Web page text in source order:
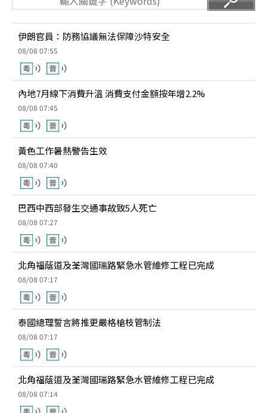
伊朗官員：防務協議無法保障沙特安全
08/08 07:55
內地7月線下消費升溫 消費支付金額按年增2.2%
08/08 07:45
黃色工作暑熱警告生效
08/08 07:40
巴西中西部發生交通事故致5人死亡
08/08 07:27
北角福蔭道及荃灣國瑞路緊急水管維修工程已完成
08/08 07:17
泰國總理誓言將推更嚴格槍枝管制法
08/08 07:17
北角福蔭道及荃灣國瑞路緊急水管維修工程已完成
08/08 07:14